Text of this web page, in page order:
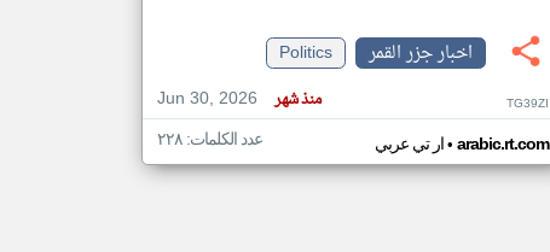
اخبار جزر القمر
Politics
Jun 30, 2026
منذ شهر TG39ZI
ار تي عربي• arabic.rt.com عدد الكلمات: ٢٢٨